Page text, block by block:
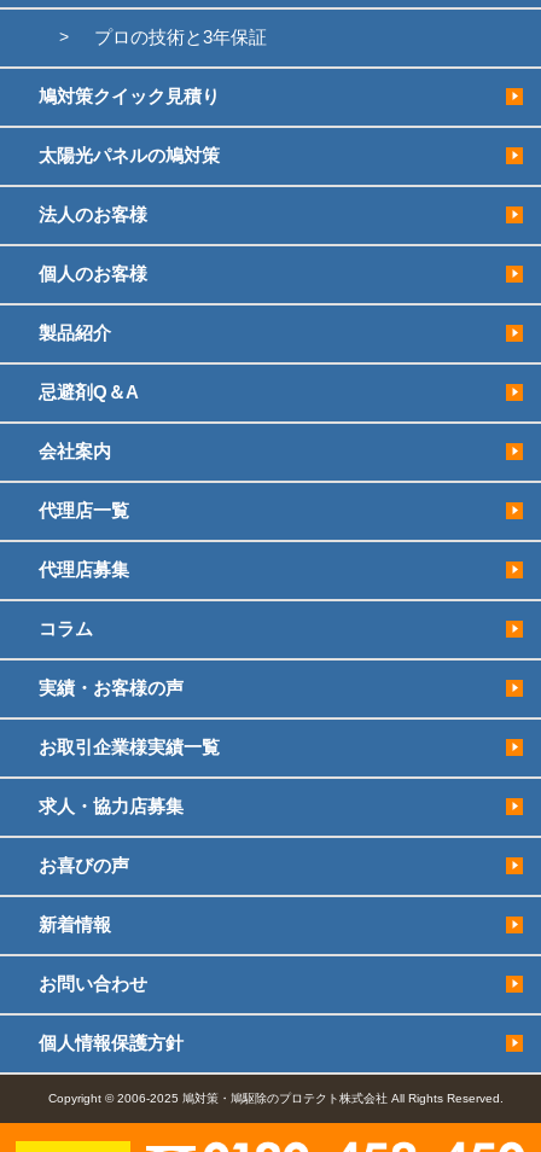
プロの技術と3年保証
鳩対策クイック見積り
太陽光パネルの鳩対策
法人のお客様
個人のお客様
製品紹介
忌避剤Q＆A
会社案内
代理店一覧
代理店募集
コラム
実績・お客様の声
お取引企業様実績一覧
求人・協力店募集
お喜びの声
新着情報
お問い合わせ
個人情報保護方針
Copyright © 2006-2025 鳩対策・鳩駆除のプロテクト株式会社 All Rights Reserved.